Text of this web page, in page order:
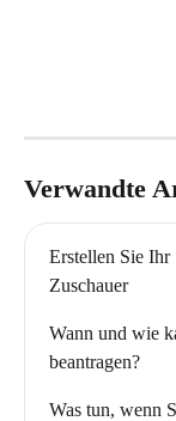
Verwandte
Erstellen Sie
Zuschauer
Wann und wie
beantragen?
Was tun, wenn